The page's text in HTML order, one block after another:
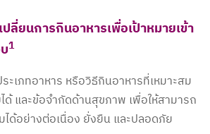
ลี่ยนการกินอาหารเพื่อเป้าหมายเข้า
1
ะเภทอาหาร หรือวิธีกินอาหารที่เหมาะสม
ด้และข้อจำกัดด้านสุขภาพ เพื่อให้สามารถ
ด้อย่างต่อเนื่อง ยั่งยืน และปลอดภัย